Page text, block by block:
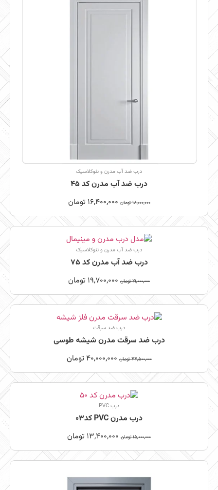
درب ضد آب مدرن و نئوکلاسیک
درب ضد آب مدرن کد 45
18,000,000 تومان 16,400,000 تومان
درب ضد آب مدرن و نئوکلاسیک
درب ضد آب مدرن کد 75
21,000,000 تومان 19,700,000 تومان
درب ضد سرقت
درب ضد سرقت مدرن شیشه طوسی
44,500,000 تومان 40,000,000 تومان
درب PVC
درب مدرن PVC کد03
15,000,000 تومان 13,400,000 تومان